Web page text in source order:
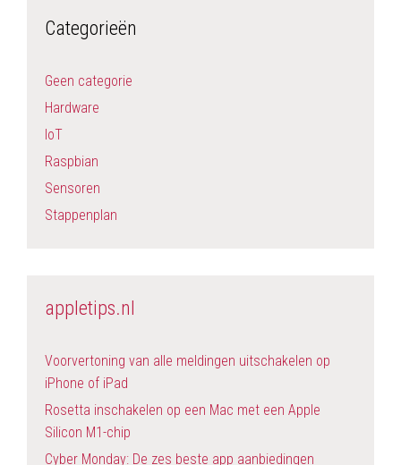
Categorieën
Geen categorie
Hardware
IoT
Raspbian
Sensoren
Stappenplan
appletips.nl
Voorvertoning van alle meldingen uitschakelen op
iPhone of iPad
Rosetta inschakelen op een Mac met een Apple
Silicon M1-chip
Cyber Monday: De zes beste app aanbiedingen